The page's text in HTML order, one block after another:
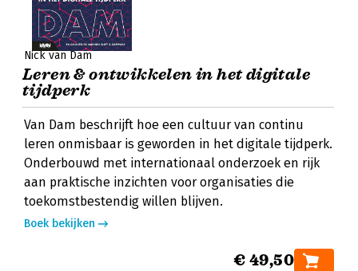
Nick van Dam
Leren & ontwikkelen in het digitale
tijdperk
Van Dam beschrijft hoe een cultuur van continu
leren onmisbaar is geworden in het digitale tijdperk.
Onderbouwd met internationaal onderzoek en rijk
aan praktische inzichten voor organisaties die
toekomstbestendig willen blijven.
Boek bekijken
€ 49,50